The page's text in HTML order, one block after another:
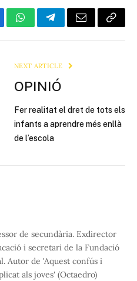
WhatsAppTelegramEmail Copy
NEXT ARTICLE
OPINIÓ
Fer realitat el dret de tots els
infants a aprendre més enllà
de l’escola
de secundària. Exdirector
i secretari de la Fundació
Autor de 'Aquest confús i
als joves' (Octaedro)